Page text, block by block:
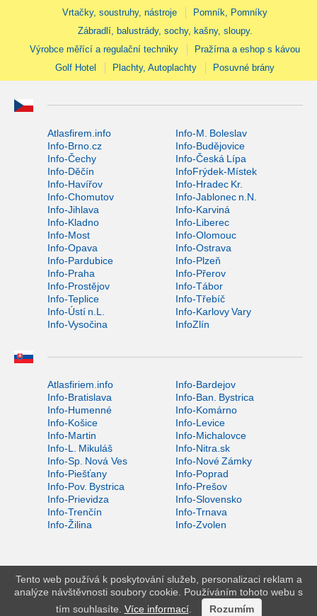
Vrtačky, soustruhy, nástroje
Pomník, Pomníky
Zábradlí, balustrády, sochy, kašny, sloupy.
Výrobce měřící a regulační techniky
Pražírna a eshop s kávou
Golf Hotel
Plachty, Autoplachty Posuvné brány
Atlasfirem.info
Info-M. Boleslav
Info-Brno.cz
Info-Budějovice
Info-Čechy
Info-Česká Lípa
Info-Děčín
InfoFrýdek-Místek
Info-Havířov
Info-Hradec Kr.
Info-Chomutov
Info-Jablonec n.N.
Info-Jihlava
Info-Karviná
Info-Kladno
Info-Liberec
Info-Most
Info-Olomouc
Info-Opava
Info-Ostrava
Info-Pardubice
Info-Plzeň
Info-Praha
Info-Přerov
Info-Prostějov
Info-Tábor
Info-Teplice
Info-Třebíč
Info-Ústí n.L.
Info-Karlovy Vary
Info-Vysočina
InfoZlín
Atlasfiriem.info
Info-Bardejov
Info-Bratislava
Info-Ban. Bystrica
Info-Humenné
Info-Komárno
Info-Košice
Info-Levice
Info-Martin
Info-Michalovce
Info-L. Mikuláš
Info-Nitra.sk
Info-Sp. Nová Ves
Info-Nové Zámky
Info-Piešťany
Info-Poprad
Info-Pov. Bystrica
Info-Prešov
Info-Prievidza
Info-Slovensko
Info-Trenčín
Info-Trnava
Info-Žilina
Info-Zvolen
Tento web používá k poskytování služeb, personalizaci reklam a
analýze návštěvnosti soubory cookie. Používáním tohoto webu s
tím souhlasíte. Více informací. Rozumím